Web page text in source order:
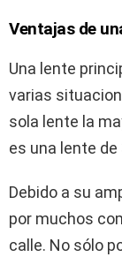
Ventajas de
Una lente
varias
sola lente la
es una lente de
Debido a su
por muchos
calle. No sólo